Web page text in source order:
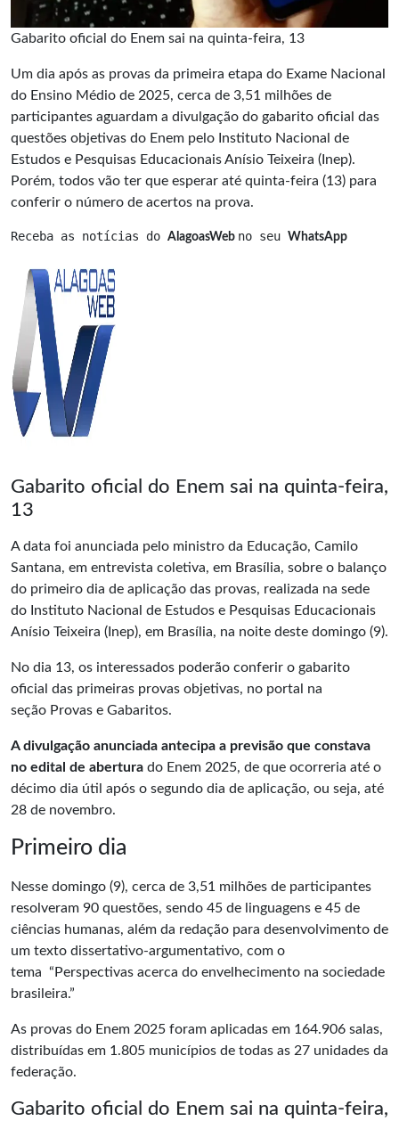
Gabarito oficial do Enem sai na quinta-feira, 13
Um dia após as provas da primeira etapa do Exame Nacional
do Ensino Médio de 2025, cerca de 3,51 milhões de
participantes aguardam a divulgação do gabarito oficial das
questões objetivas do Enem pelo Instituto Nacional de
Estudos e Pesquisas Educacionais Anísio Teixeira (Inep).
Porém, todos vão ter que esperar até quinta-feira (13) para
conferir o número de acertos na prova.
Receba as notícias do AlagoasWeb no seu WhatsApp
Gabarito oficial do Enem sai na quinta-feira,
13
A data foi anunciada pelo ministro da Educação, Camilo
Santana, em entrevista coletiva, em Brasília, sobre o balanço
do primeiro dia de aplicação das provas, realizada na sede
do Instituto Nacional de Estudos e Pesquisas Educacionais
Anísio Teixeira (Inep), em Brasília, na noite deste domingo (9).
No dia 13, os interessados poderão conferir o gabarito
oficial das primeiras provas objetivas, no portal na
seção Provas e Gabaritos.
A divulgação anunciada antecipa a previsão que constava
no edital de abertura do Enem 2025, de que ocorreria até o
décimo dia útil após o segundo dia de aplicação, ou seja, até
28 de novembro.
Primeiro dia
Nesse domingo (9), cerca de 3,51 milhões de participantes
resolveram 90 questões, sendo 45 de linguagens e 45 de
ciências humanas, além da redação para desenvolvimento de
um texto dissertativo-argumentativo, com o
tema “Perspectivas acerca do envelhecimento na sociedade
brasileira.”
As provas do Enem 2025 foram aplicadas em 164.906 salas,
distribuídas em 1.805 municípios de todas as 27 unidades da
federação.
Gabarito oficial do Enem sai na quinta-feira,